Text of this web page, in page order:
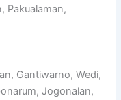
Pakualaman,
Gantiwarno, Wedi,
Jogonalan,